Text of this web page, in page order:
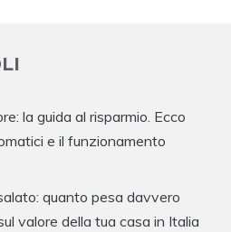
la guida al risparmio. Ecco
e il funzionamento
quanto pesa davvero
valore della tua casa in Italia